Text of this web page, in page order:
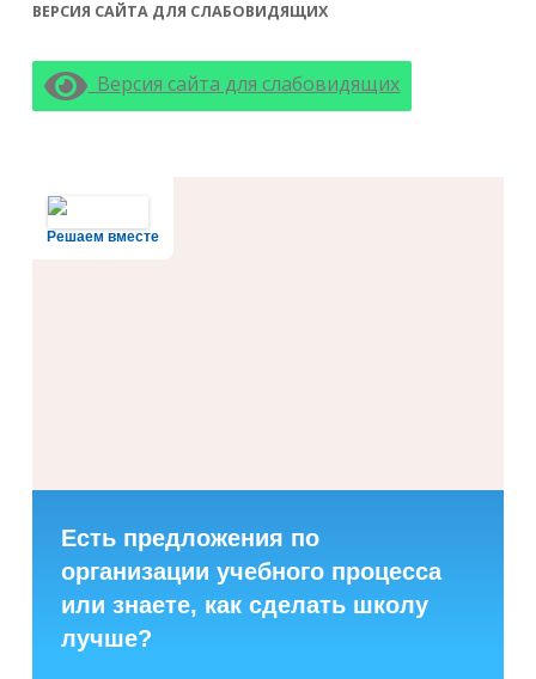
ВЕРСИЯ САЙТА ДЛЯ СЛАБОВИДЯЩИХ
Версия сайта для слабовидящих
Решаем вместе
Есть предложения по
организации учебного процесса
или знаете, как сделать школу
лучше?